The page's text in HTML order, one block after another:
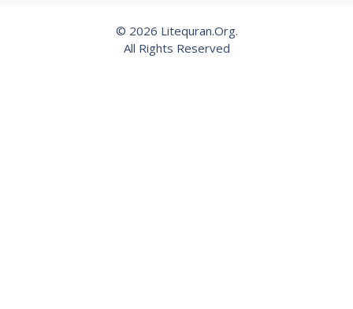
© 2026 Litequran.Org.
All Rights Reserved